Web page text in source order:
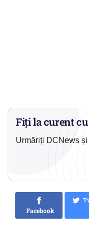
Fiți la curent
Urmăriți DCNews și
Facebook